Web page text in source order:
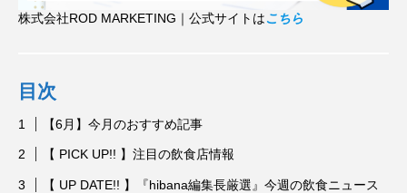
株式会社ROD MARKETING｜公式サイトはこちら
目次
【6月】今月のおすすめ記事
【 PICK UP!! 】注目の飲食店情報
【 UP DATE!! 】『hibana編集長厳選』今週の飲食ニュース